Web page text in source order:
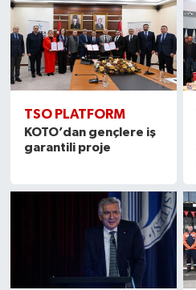
TSO PLATFORM
KOTO’dan gençlere iş
garantili proje